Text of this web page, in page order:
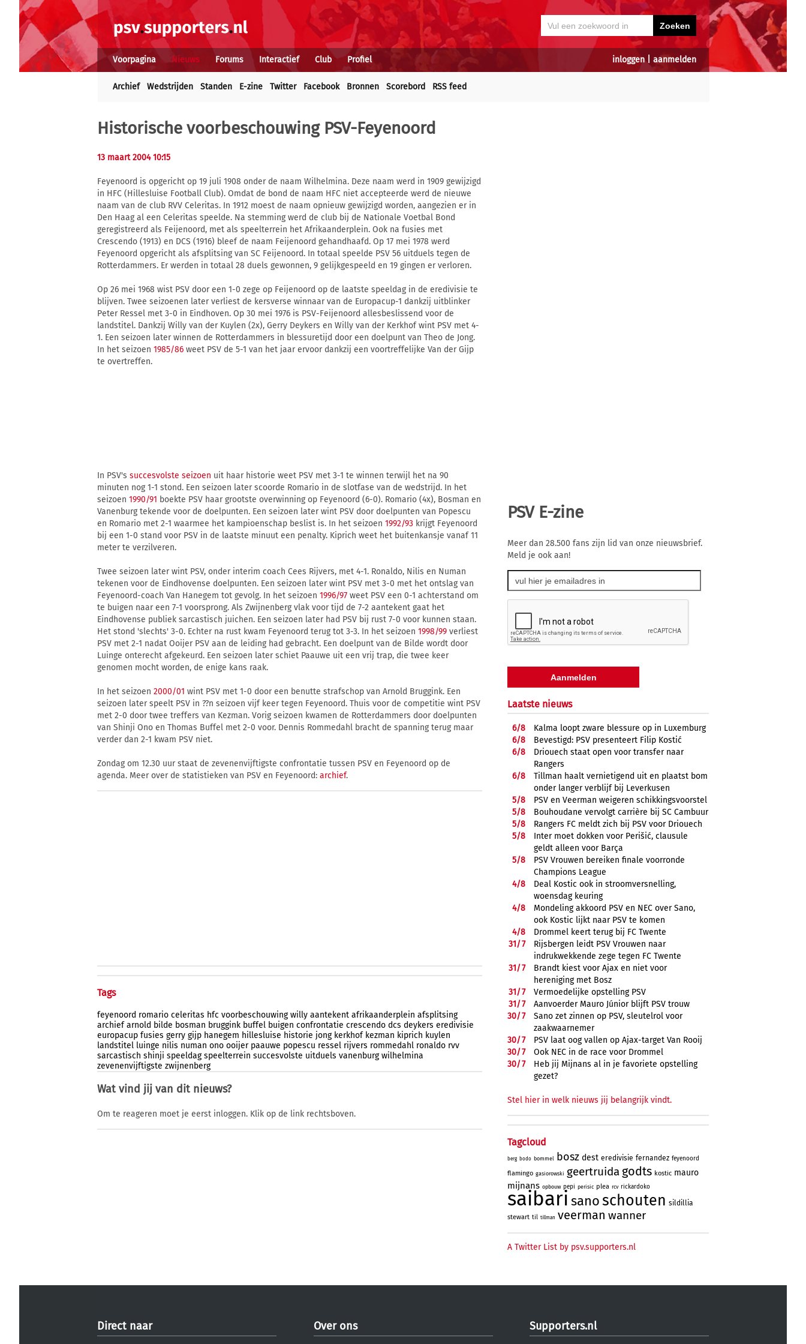
inloggen| aanmelden
Voorpagina Nieuws Forums Interactief Club Profiel
Archief Wedstrijden Standen E-zine Twitter Facebook Bronnen Scorebord RSS feed
Historische voorbeschouwing PSV-Feyenoord
13 maart 2004 10:15
Feyenoord is opgericht op 19 juli 1908 onder de naam Wilhelmina. Deze naam werd in 1909 gewijzigd
in HFC (Hillesluise Football Club). Omdat de bond de naam HFC niet accepteerde werd de nieuwe
naam van de club RVV Celeritas. In 1912 moest de naam opnieuw gewijzigd worden, aangezien er in
Den Haag al een Celeritas speelde. Na stemming werd de club bij de Nationale Voetbal Bond
geregistreerd als Feijenoord, met als speelterrein het Afrikaanderplein. Ook na fusies met
Crescendo (1913) en DCS (1916) bleef de naam Feijenoord gehandhaafd. Op 17 mei 1978 werd
Feyenoord opgericht als afsplitsing van SC Feijenoord. In totaal speelde PSV 56 uitduels tegen de
Rotterdammers. Er werden in totaal 28 duels gewonnen, 9 gelijkgespeeld en 19 gingen er verloren.
Op 26 mei 1968 wist PSV door een 1-0 zege op Feijenoord op de laatste speeldag in de eredivisie te
blijven. Twee seizoenen later verliest de kersverse winnaar van de Europacup-1 dankzij uitblinker
Peter Ressel met 3-0 in Eindhoven. Op 30 mei 1976 is PSV-Feijenoord allesbeslissend voor de
landstitel. Dankzij Willy van der Kuylen (2x), Gerry Deykers en Willy van der Kerkhof wint PSV met 4-
1. Een seizoen later winnen de Rotterdammers in blessuretijd door een doelpunt van Theo de Jong.
In het seizoen 1985/86 weet PSV de 5-1 van het jaar ervoor dankzij een voortreffelijke Van der Gijp
te overtreffen.
In PSV's succesvolste seizoen uit haar historie weet PSV met 3-1 te winnen terwijl het na 90
minuten nog 1-1 stond. Een seizoen later scoorde Romario in de slotfase van de wedstrijd. In het
seizoen 1990/91 boekte PSV haar grootste overwinning op Feyenoord (6-0). Romario (4x), Bosman en
Vanenburg tekende voor de doelpunten. Een seizoen later wint PSV door doelpunten van Popescu
en Romario met 2-1 waarmee het kampioenschap beslist is. In het seizoen 1992/93 krijgt Feyenoord
bij een 1-0 stand voor PSV in de laatste minuut een penalty. Kiprich weet het buitenkansje vanaf 11
meter te verzilveren.
Twee seizoen later wint PSV, onder interim coach Cees Rijvers, met 4-1. Ronaldo, Nilis en Numan
tekenen voor de Eindhovense doelpunten. Een seizoen later wint PSV met 3-0 met het ontslag van
Feyenoord-coach Van Hanegem tot gevolg. In het seizoen 1996/97 weet PSV een 0-1 achterstand om
te buigen naar een 7-1 voorsprong. Als Zwijnenberg vlak voor tijd de 7-2 aantekent gaat het
Eindhovense publiek sarcastisch juichen. Een seizoen later had PSV bij rust 7-0 voor kunnen staan.
Het stond 'slechts' 3-0. Echter na rust kwam Feyenoord terug tot 3-3. In het seizoen 1998/99 verliest
PSV met 2-1 nadat Ooijer PSV aan de leiding had gebracht. Een doelpunt van de Bilde wordt door
Luinge onterecht afgekeurd. Een seizoen later schiet Paauwe uit een vrij trap, die twee keer
genomen mocht worden, de enige kans raak.
In het seizoen 2000/01 wint PSV met 1-0 door een benutte strafschop van Arnold Bruggink. Een
seizoen later speelt PSV in ??n seizoen vijf keer tegen Feyenoord. Thuis voor de competitie wint PSV
met 2-0 door twee treffers van Kezman. Vorig seizoen kwamen de Rotterdammers door doelpunten
van Shinji Ono en Thomas Buffel met 2-0 voor. Dennis Rommedahl bracht de spanning terug maar
verder dan 2-1 kwam PSV niet.
Zondag om 12.30 uur staat de zevenenvijftigste confrontatie tussen PSV en Feyenoord op de
agenda. Meer over de statistieken van PSV en Feyenoord: archief.
Tags
feyenoord romario celeritas hfc voorbeschouwing willy aantekent afrikaanderplein afsplitsing
archief arnold bilde bosman bruggink buffel buigen confrontatie crescendo dcs deykers eredivisie
europacup fusies gerry gijp hanegem hillesluise historie jong kerkhof kezman kiprich kuylen
landstitel luinge nilis numan ono ooijer paauwe popescu ressel rijvers rommedahl ronaldo rvv
sarcastisch shinji speeldag speelterrein succesvolste uitduels vanenburg wilhelmina
zevenenvijftigste zwijnenberg
Wat vind jij van dit nieuws?
Om te reageren moet je eerst inloggen. Klik op de link rechtsboven.
PSV E-zine
Meer dan 28.500 fans zijn lid van onze nieuwsbrief.
Meld je ook aan!
Laatste nieuws
6/8
Kalma loopt zware blessure op in Luxemburg
6/8
Bevestigd: PSV presenteert Filip Kostić
6/8
Driouech staat open voor transfer naar
Rangers
6/8
Tillman haalt vernietigend uit en plaatst bom
onder langer verblijf bij Leverkusen
5/8
PSV en Veerman weigeren schikkingsvoorstel
5/8
Bouhoudane vervolgt carrière bij SC Cambuur
5/8
Rangers FC meldt zich bij PSV voor Driouech
5/8
Inter moet dokken voor Perišić, clausule
geldt alleen voor Barça
5/8
PSV Vrouwen bereiken finale voorronde
Champions League
4/8
Deal Kostic ook in stroomversnelling,
woensdag keuring
4/8
Mondeling akkoord PSV en NEC over Sano,
ook Kostic lijkt naar PSV te komen
4/8
Drommel keert terug bij FC Twente
31/7
Rijsbergen leidt PSV Vrouwen naar
indrukwekkende zege tegen FC Twente
31/7
Brandt kiest voor Ajax en niet voor
hereniging met Bosz
31/7
Vermoedelijke opstelling PSV
31/7
Aanvoerder Mauro Júnior blijft PSV trouw
30/7
Sano zet zinnen op PSV, sleutelrol voor
zaakwaarnemer
30/7
PSV laat oog vallen op Ajax-target Van Rooij
30/7
Ook NEC in de race voor Drommel
30/7
Heb jij Mijnans al in je favoriete opstelling
gezet?
Stel hier in welk nieuws jij belangrijk vindt.
Tagcloud
berg bodo bommel bosz dest eredivisie fernandez feyenoord
flamingo gasiorowski geertruida godts kostic mauro
mijnans opbouw pepi perisic plea rcv rickardoko
saibari sanoschouten sildillia
stewart til tillman veerman wanner
A Twitter List by psv.supporters.nl
Direct naar Over ons Supporters.nl